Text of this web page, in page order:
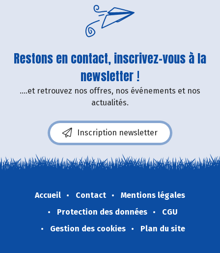
Restons en contact, inscrivez-vous à la
newsletter !
....et retrouvez nos offres, nos événements et nos
actualités.
Inscription newsletter
Accueil Contact
Mentions légales
Protection des données
CGU
Gestion des cookies
Plan du site